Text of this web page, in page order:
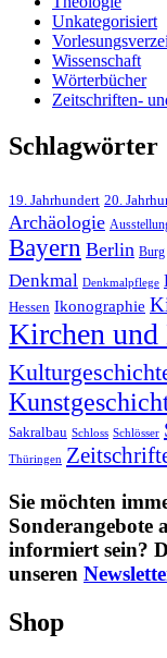
Unkategorisiert
Wissenschaft
Wörterbücher
Zeitschriften-
Schlagwörter
19. Jahrhundert 20.
Archäologie
Bayern Berlin Burg
Denkmal Denkmalpflege
Hessen Ikonographie
Kirchen
Sakralbau Schloss Schlösser
Thüringen
Sie möchten
Sonderangebote
informiert sein?
unseren
Shop